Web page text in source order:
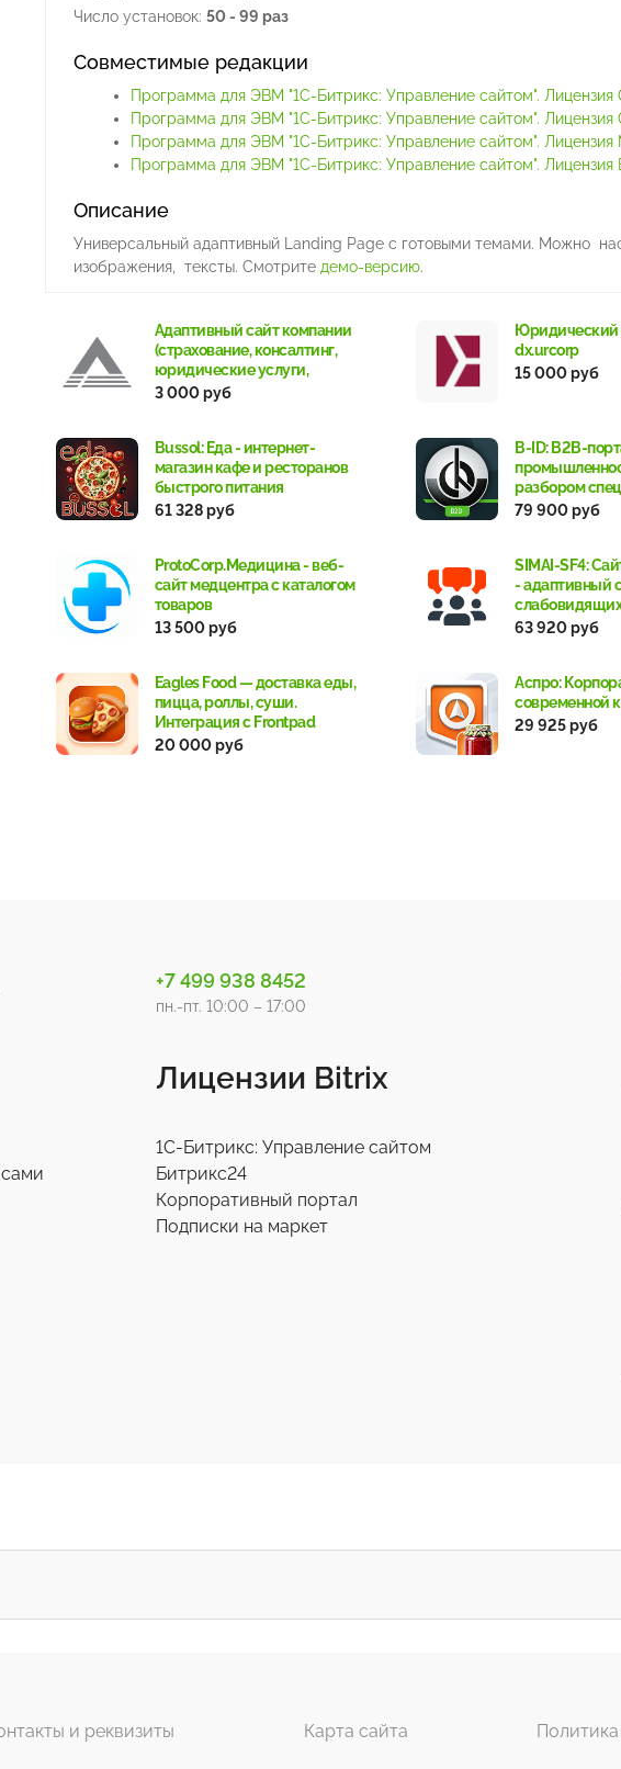
Число установок: 50 - 99 раз
Совместимые редакции
Программа для ЭВМ "1С-Битрикс: Управление сайтом". Лицензия
Программа для ЭВМ "1С-Битрикс: Управление сайтом". Лицензия
Программа для ЭВМ "1С-Битрикс: Управление сайтом". Лицензия
Программа для ЭВМ "1С-Битрикс: Управление сайтом". Лицензия
Описание
Универсальный адаптивный Landing Page с готовыми темами. Можно
изображения, тексты. Смотрите демо-версию.
Адаптивный сайт компании
(страхование, консалтинг,
юридические услуги,
бухгалтерские услуги)
3 000 руб
Юридический
dx.urcorp
15 000 руб
Bussol: Еда - интернет-
магазин кафе и ресторанов
быстрого питания
61 328 руб
B-ID: B2B-
разбором
заявками и КП
79 900 руб
ProtoCorp.Медицина - веб-
сайт медцентра с каталогом
товаров
13 500 руб
SIMAI-SF4:
- адаптивный
слабовидящих
63 920 руб
Eagles Food — доставка еды,
пицца, роллы, суши.
Интеграция с Frontpad
20 000 руб
Аспро:
современной
29 925 руб
+7 499 938 8452
пн.-пт. 10:00 – 17:00
Лицензии Bitrix
1С-Битрикс: Управление сайтом
Битрикс24
Корпоративный портал
Подписки на маркет
и реквизиты Карта сайта